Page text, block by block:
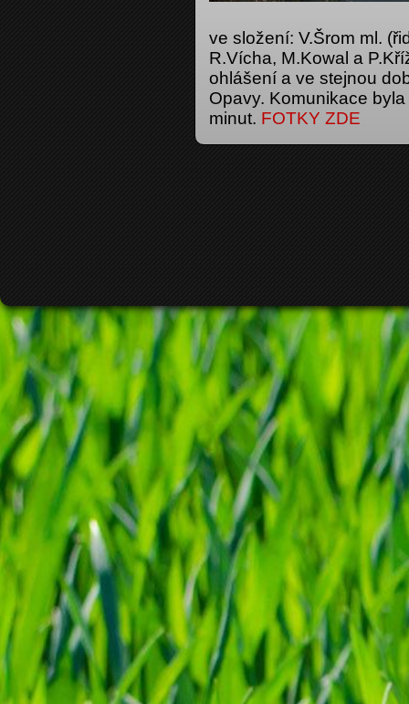
ve složení: V.Šrom ml.
R.Vícha, M.Kowal a
ohlášení a ve stejnou
Opavy. Komunikace
minut. FOTKY ZDE